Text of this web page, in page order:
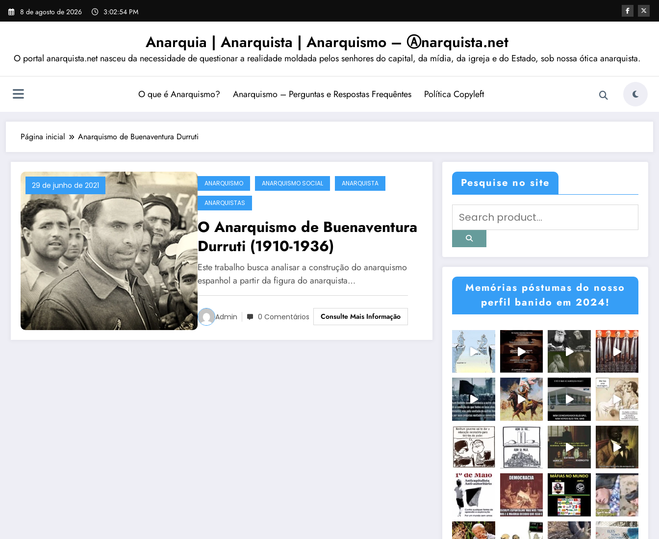
Pular
para
8 de agosto de 2026 3:02:55 PM
Anarquia | Anarquista | Anarquismo – Ⓐnarquista.net
O portal anarquista.net nasceu da necessidade de questionar a realidade moldada pelos senhores do capital, da mídia, da igreja e do Estado, sob nossa ótica anarquista.
O que é Anarquismo? Anarquismo – Perguntas e Respostas Frequêntes Política Copyleft
Página inicial Anarquismo de Buenaventura Durruti
29 de junho de 2021 ANARQUISMO ANARQUISMO SOCIAL ANARQUISTA
ANARQUISTAS
O Anarquismo de Buenaventura
Durruti (1910-1936)
Este trabalho busca analisar a construção do anarquismo
espanhol a partir da figura do anarquista…
Admin 0 Comentários Consulte Mais Informação
Pesquise no site
Memórias póstumas do nosso
perfil banido em 2024!